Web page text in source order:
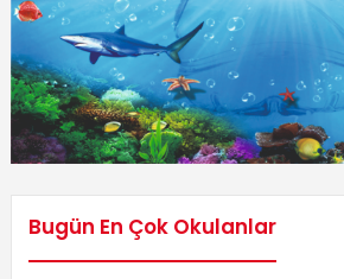
Bugün En Çok Okulanlar